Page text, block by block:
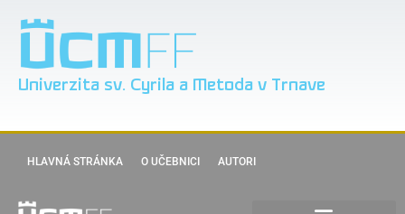
Univerzita sv. Cyrila a Metoda v Trnave
HLAVNÁ STRÁNKA O UČEBNICI AUTORI